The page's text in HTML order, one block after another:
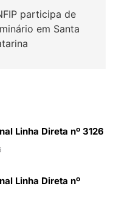
participa de
em Santa
Linha Direta nº 3126
Linha Direta nº